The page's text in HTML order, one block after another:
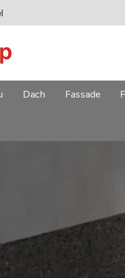
Dach Fassade